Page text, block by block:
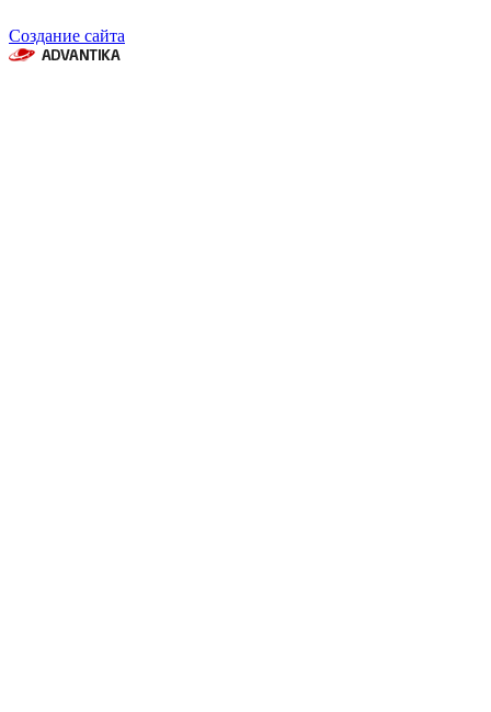
Создание сайта